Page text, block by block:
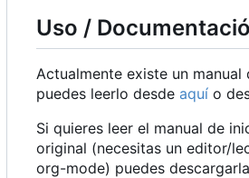
Uso /
Actualmente existe un manual
puedes leerlo desde aquí o
Si quieres leer el manual de
original (necesitas un editor/
org-mode) puedes